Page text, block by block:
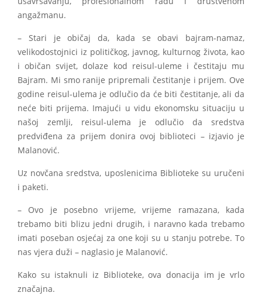
angažmanu.
– Stari je običaj da, kada se obavi bajram-namaz,
velikodostojnici iz političkog, javnog, kulturnog života, kao
i običan svijet, dolaze kod reisul-uleme i čestitaju mu
Bajram. Mi smo ranije pripremali čestitanje i prijem. Ove
godine reisul-ulema je odlučio da će biti čestitanje, ali da
neće biti prijema. Imajući u vidu ekonomsku situaciju u
našoj zemlji, reisul-ulema je odlučio da sredstva
predviđena za prijem donira ovoj biblioteci – izjavio je
Malanović.
Uz novčana sredstva, uposlenicima Biblioteke su uručeni
i paketi.
– Ovo je posebno vrijeme, vrijeme ramazana, kada
trebamo biti blizu jedni drugih, i naravno kada trebamo
imati poseban osjećaj za one koji su u stanju potrebe. To
nas vjera duži – naglasio je Malanović.
Kako su istaknuli iz Biblioteke, ova donacija im je vrlo
značajna.